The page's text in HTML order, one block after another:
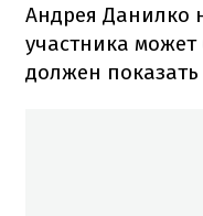
Андрея Данилко
участника
должен показать